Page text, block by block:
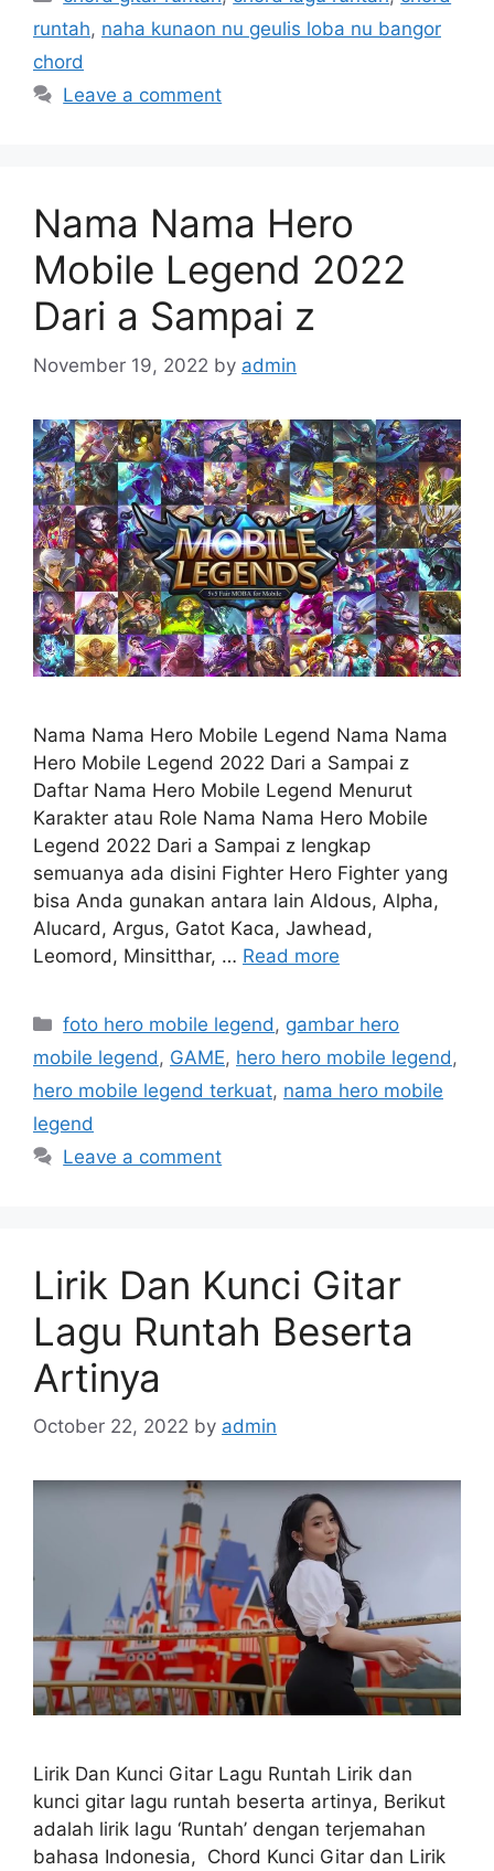
runtah, naha kunaon nu geulis loba nu bangor
chord
Leave a comment
Nama Nama Hero
Mobile Legend 2022
Dari a Sampai z
November 19, 2022 by admin
Nama Nama Hero Mobile Legend Nama Nama
Hero Mobile Legend 2022 Dari a Sampai z
Daftar Nama Hero Mobile Legend Menurut
Karakter atau Role Nama Nama Hero Mobile
Legend 2022 Dari a Sampai z lengkap
semuanya ada disini Fighter Hero Fighter yang
bisa Anda gunakan antara lain Aldous, Alpha,
Alucard, Argus, Gatot Kaca, Jawhead,
Leomord, Minsitthar, … Read more
Categories
foto hero mobile legend , gambar hero
mobile legend , GAME, hero hero mobile legend ,
hero mobile legend terkuat, nama hero mobile
legend
Leave a comment
Lirik Dan Kunci Gitar
Lagu Runtah Beserta
Artinya
October 22, 2022 by admin
Lirik Dan Kunci Gitar Lagu Runtah Lirik dan
kunci gitar lagu runtah beserta artinya, Berikut
adalah lirik lagu ‘Runtah’ dengan terjemahan
bahasa Indonesia, Chord Kunci Gitar dan Lirik